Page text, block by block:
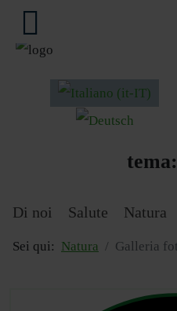
Seleziona la tua lingua
tema:
Di noi Salute Natura
Sei qui: Natura Galleria